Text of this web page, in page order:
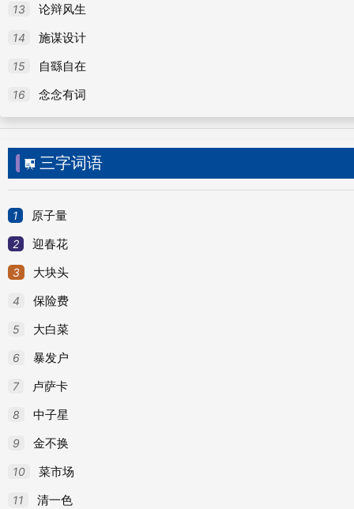
平píng(1)（形）表面没有高低凹凸；不倾斜：
下：～槽｜～列｜～局。(4)（形）平均；公平：
｜～乱。(7)（动）抑止（怒气）：
13 论辩风生
14 施谋设计
15 自繇自在
16 念念有词
 三字词语
1 原子量
2 迎春花
3 大块头
4 保险费
5 大白菜
6 暴发户
7 卢萨卡
8 中子星
9 金不换
10 菜市场
11 清一色